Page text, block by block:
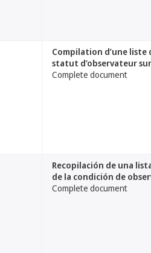
Compilation d’une
statut d’observateur
Complete document
Recopilación de una
de la condición de
Complete document